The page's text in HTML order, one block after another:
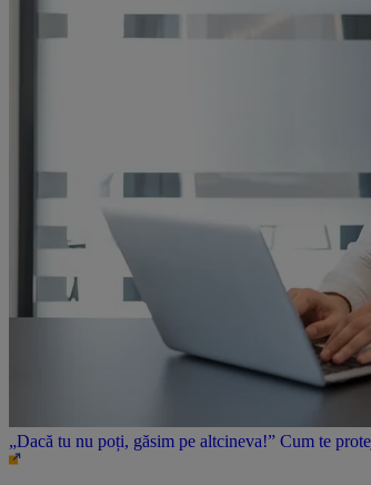
„Dacă tu nu poți, găsim pe altcineva!” Cum te